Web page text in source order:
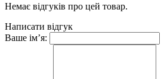
Немає відгуків про цей товар.
Написати відгук
Ваше ім’я: